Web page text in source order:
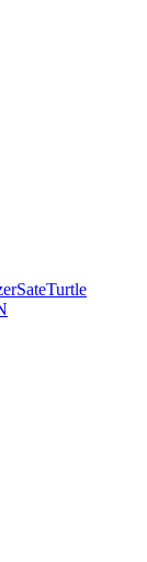
SateTurtle